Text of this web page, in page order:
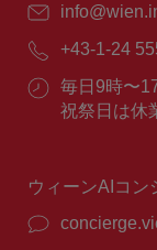
E
ー
ル：
電
番
号：
+43-1-24
営
業
毎日9時〜
祝祭日は休
ウィーンAIコン